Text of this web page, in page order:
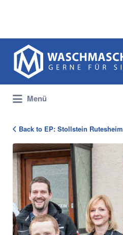
Suchen
nach:
Menü
107449_stollstein_laden
Back to EP: Stollstein Rutesheim